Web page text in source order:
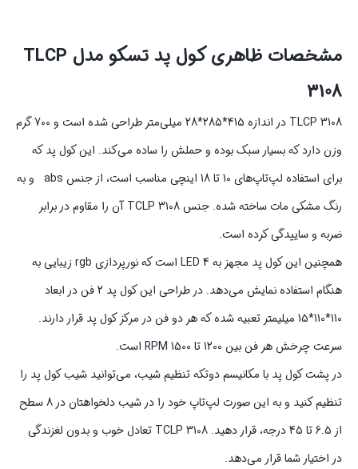
مشخصات ظاهری کول پد تسکو مدل TLCP
3108
TLCP 3108 در اندازه 415*285*28 میلی‌متر طراحی شده است و 700 گرم
وزن دارد که بسیار سبک بوده و حملش را ساده می‌کند. این کول پد که
برای استفاده لپ‌تاپ‌های 10 تا 18 اینچی مناسب است، از جنس abs و به
رنگ مشکی مات ساخته شده. جنس TCLP 3108 آن را مقاوم در برابر
ضربه و ساییدگی کرده است.
همچنین این کول پد مجهز به 4 LED است که نورپردازی rgb زیبایی به
هنگام استفاده نمایش می‌دهد. در طراحی این کول پد 2 فن در ابعاد
110*110*15 میلیمتر تعبیه شده که هر دو فن در مرکز کول پد قرار دارند.
سرعت چرخش هر فن بین 1200 تا 1500 RPM است.
در پشت کول پد با مکانیسم دوتکه تنظیم شیب، می‌توانید شیب کول پد را
تنظیم کنید و به این صورت لپ‌تاپ خود را در شیب دلخواهتان در 8 سطح
از 6.5 تا 45 درجه، قرار دهید. TCLP 3108 تعادل خوب و بدون لغزندگی
در اختیار شما قرار می‌دهد.